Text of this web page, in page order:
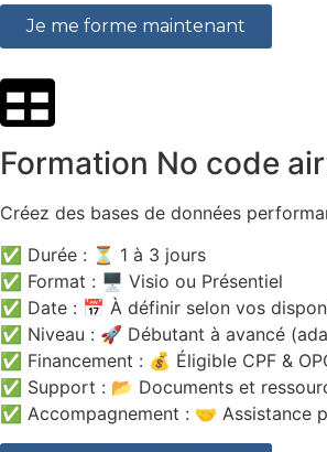
Je me forme maintenant
Formation No code
Créez des bases de données
✅ Durée : ⏳ 1 à 3 jours
✅ Format : 🖥️ Visio ou Présentiel
✅ Date : 📅 À définir selon vos
✅ Niveau : 🚀 Débutant à avancé
✅ Financement : 💰 Éligible CPF &
✅ Support : 📂 Documents et
✅ Accompagnement : 🤝 Assistance